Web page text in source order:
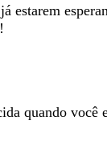
quando você